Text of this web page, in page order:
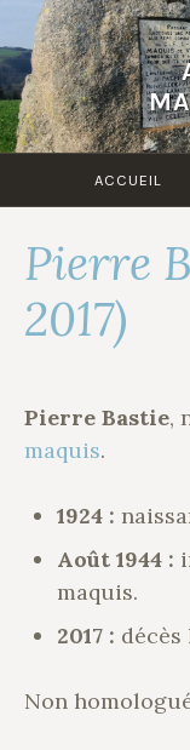
Accéder
au
contenu
principal
ACCUEIL
Pierre
2017)
Pierre Bastie,
maquis.
1924 :
Août 1944 :
maquis.
2017 : décès
Non